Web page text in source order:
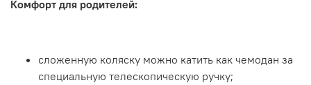
Комфорт для родителей:
сложенную коляску можно катить как чемодан за
специальную телескопическую ручку;